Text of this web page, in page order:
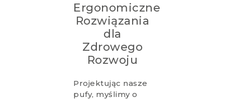
Ergonomiczne
Rozwiązania
dla
Zdrowego
Rozwoju
Projektując nasze
pufy, myślimy o